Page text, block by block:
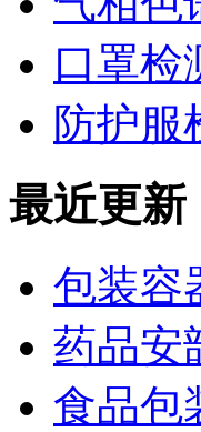
口罩检
防护服
最近更新
包装容
药品安
食品包